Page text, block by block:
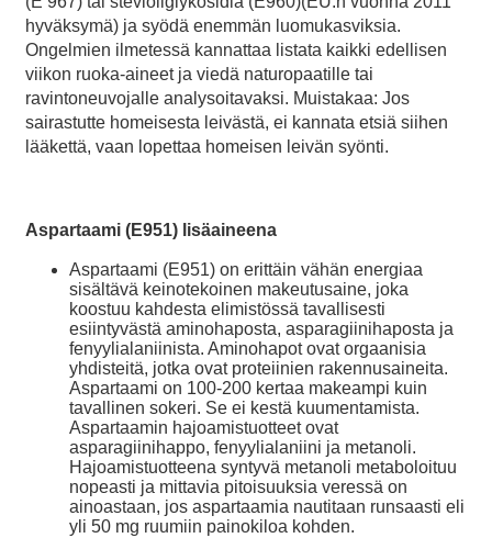
hyväksymä) ja syödä enemmän luomukasviksia.
Ongelmien ilmetessä kannattaa listata kaikki edellisen
viikon ruoka-aineet ja viedä naturopaatille tai
ravintoneuvojalle analysoitavaksi. Muistakaa: Jos
sairastutte homeisesta leivästä, ei kannata etsiä siihen
lääkettä, vaan lopettaa homeisen leivän syönti.
Aspartaami (E951) lisäaineena
Aspartaami (E951) on erittäin vähän energiaa
sisältävä keinotekoinen makeutusaine, joka
koostuu kahdesta elimistössä tavallisesti
esiintyvästä aminohaposta, asparagiinihaposta ja
fenyylialaniinista. Aminohapot ovat orgaanisia
yhdisteitä, jotka ovat proteiinien rakennusaineita.
Aspartaami on 100-200 kertaa makeampi kuin
tavallinen sokeri. Se ei kestä kuumentamista.
Aspartaamin hajoamistuotteet ovat
asparagiinihappo, fenyylialaniini ja metanoli.
Hajoamistuotteena syntyvä metanoli metaboloituu
nopeasti ja mittavia pitoisuuksia veressä on
ainoastaan, jos aspartaamia nautitaan runsaasti eli
yli 50 mg ruumiin painokiloa kohden.